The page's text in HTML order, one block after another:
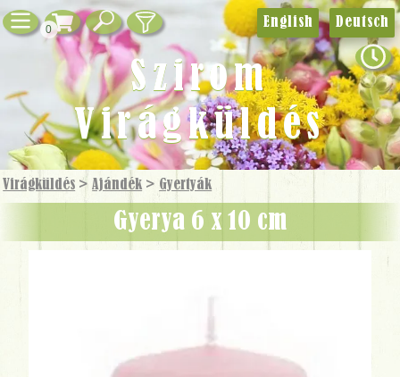
0
Virágküldés >Ajándék > Gyertyák
gyerya 6 x 10 cm
English Deutsch
Szirom
Virágküldés